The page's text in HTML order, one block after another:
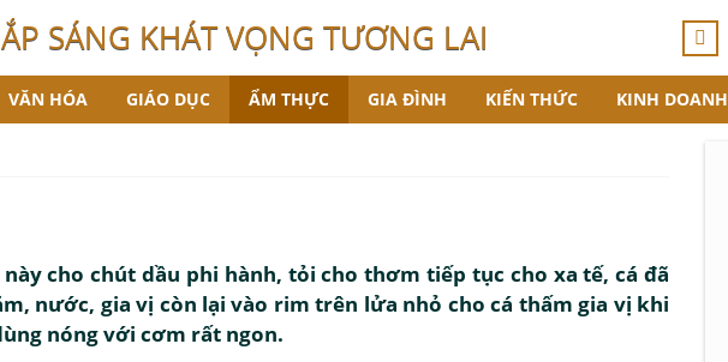
SÁNG KHÁT VỌNG TƯƠNG LAI
VĂN HÓA GIÁO DỤC ẨM THỰC GIA ĐÌNH KIẾN THỨC KINH DOANH
cho chút dầu phi hành, tỏi cho thơm tiếp tục cho xa tế, cá đã
nước, gia vị còn lại vào rim trên lửa nhỏ cho cá thấm gia vị khi
nóng với cơm rất ngon.